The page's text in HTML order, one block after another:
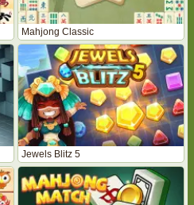
Mahjong Classic
Jewels Blitz 5